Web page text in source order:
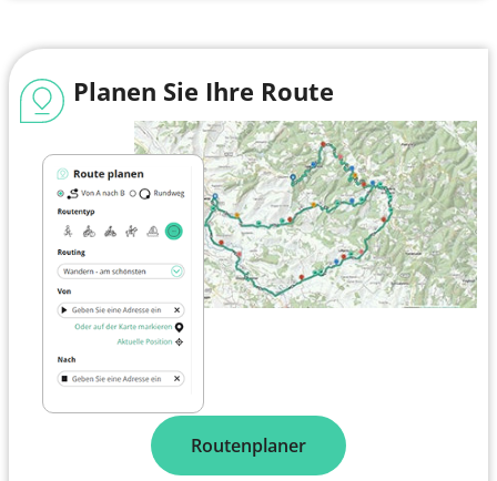
Planen Sie Ihre Route
Routenplaner